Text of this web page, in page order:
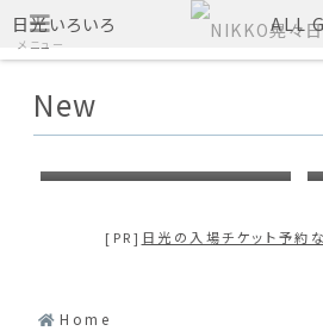
日光いろいろ ALL
New
しもつかれを簡単おいしく
つかれｓｅａｓｏｎ２】
[PR] 日光の入場チケット予
Home
メニュー